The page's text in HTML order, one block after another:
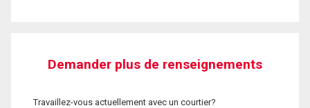
Demander plus de renseignements
Travaillez-vous actuellement avec un courtier?